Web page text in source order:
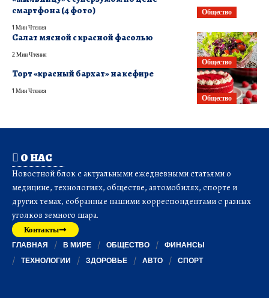
Общество
смартфона (4 фото)
1 Мин Чтения
Общество
Салат мясной с красной фасолью
2 Мин Чтения
Общество
Торт «красный бархат» на кефире
1 Мин Чтения
О НАС
Новостной блок с актуальными ежедневными статьями о
медицине, технологиях, обществе, автомобилях, спорте и
других темах, собранные нашими корреспондентами с разных
уголков земного шара.
Контакты
ГЛАВНАЯ В МИРЕ ОБЩЕСТВО
ФИНАНСЫ
ТЕХНОЛОГИИ
ЗДОРОВЬЕ АВТО СПОРТ